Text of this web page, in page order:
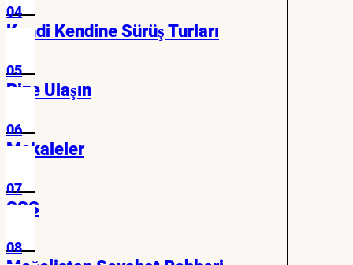
04
Kendi Kendine Sürüş Turları
05
Bize Ulaşın
06
Makaleler
07
SSS
08